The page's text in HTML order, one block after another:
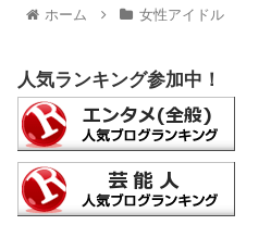
ホーム 女性アイドル
人気ランキング参加中！